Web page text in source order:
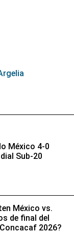
México 4-0
Sub-20
México vs.
de final del
2026?